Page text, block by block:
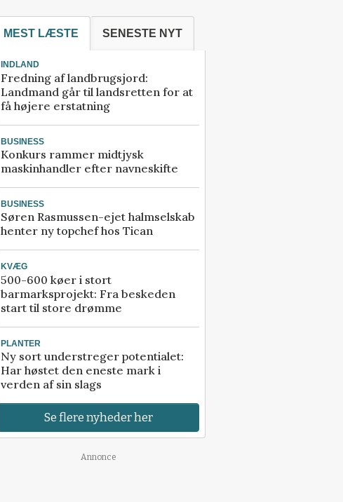
MEST LÆSTE SENESTE NYT
INDLAND
Fredning af landbrugsjord:
Landmand går til landsretten for at
få højere erstatning
BUSINESS
Konkurs rammer midtjysk
maskinhandler efter navneskifte
BUSINESS
Søren Rasmussen-ejet halmselskab
henter ny topchef hos Tican
KVÆG
500-600 køer i stort
barmarksprojekt: Fra beskeden
start til store drømme
PLANTER
Ny sort understreger potentialet:
Har høstet den eneste mark i
verden af sin slags
Se flere nyheder her
Annonce